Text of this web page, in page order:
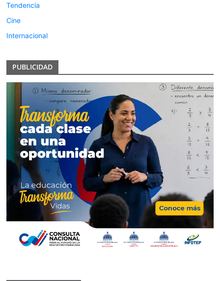
Tendencia
Cine
Internacional
PUBLICIDAD